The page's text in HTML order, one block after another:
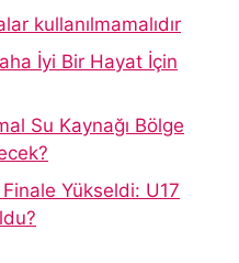
kullanılmamalıdır
İyi Bir Hayat İçin
Su Kaynağı Bölge
Yükseldi: U17